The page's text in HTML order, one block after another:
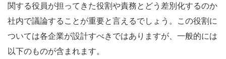
関する役員が担ってきた役割や責務とどう差別化するのか
社内で議論することが重要と言えるでしょう。この役割に
ついては各企業が設計すべきではありますが、一般的には
以下のものが含まれます。